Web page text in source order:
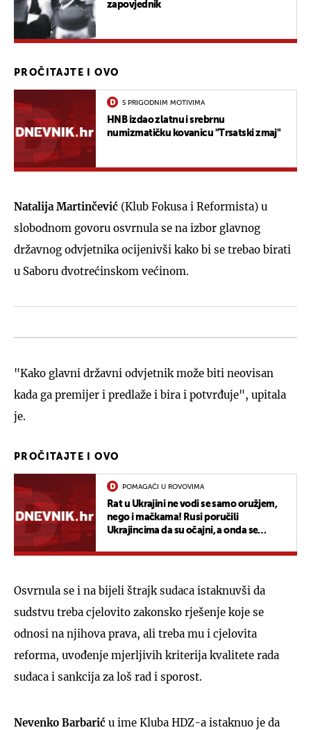
zapovjednik
PROČITAJTE I OVO
S PRIGODNIM MOTIVIMA
HNB izdao zlatnu i srebrnu
numizmatičku kovanicu "Trsatski zmaj"
Natalija Martinčević (Klub Fokusa i Reformista) u
slobodnom govoru osvrnula se na izbor glavnog
državnog odvjetnika ocijenivši kako bi se trebao birati
u Saboru dvotrećinskom većinom.
"Kako glavni državni odvjetnik može biti neovisan
kada ga premijer i predlaže i bira i potvrđuje", upitala
je.
PROČITAJTE I OVO
POMAGAČI U ROVOVIMA
Rat u Ukrajini ne vodi se samo oružjem,
nego i mačkama! Rusi poručili
Ukrajincima da su očajni, a onda se
Osvrnula se i na bijeli štrajk sudaca istaknuvši da
sudstvu treba cjelovito zakonsko rješenje koje se
odnosi na njihova prava, ali treba mu i cjelovita
reforma, uvođenje mjerljivih kriterija kvalitete rada
sudaca i sankcija za loš rad i sporost.
Nevenko Barbarić u ime Kluba HDZ-a istaknuo je da